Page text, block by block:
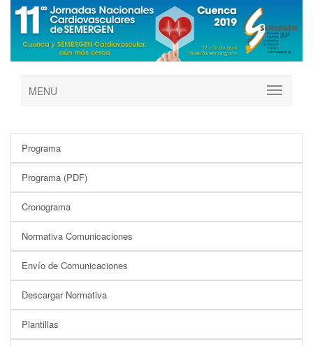
MENU
Programa
Programa (PDF)
Cronograma
Normativa Comunicaciones
Envío de Comunicaciones
Descargar Normativa
Plantillas